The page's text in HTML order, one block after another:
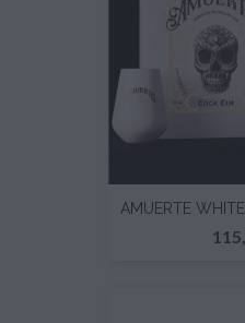
AMUERTE